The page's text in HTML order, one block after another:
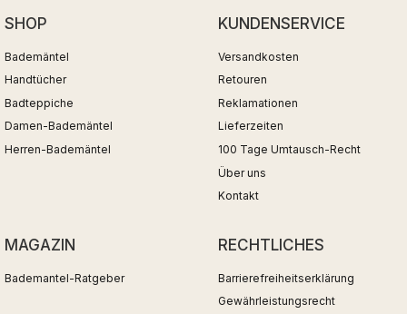
SHOP
Bademäntel
Handtücher
Badteppiche
Damen-Bademäntel
Herren-Bademäntel
KUNDENSERVICE
Versandkosten
Retouren
Reklamationen
Lieferzeiten
100 Tage Umtausch-Recht
Über uns
Kontakt
MAGAZIN
Bademantel-Ratgeber
RECHTLICHES
Barrierefreiheitserklärung
Gewährleistungsrecht